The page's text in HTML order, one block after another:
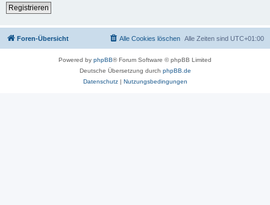
Registrieren
Foren-Übersicht Alle Zeiten sind UTC+01:00
Alle Cookies löschen
Powered by phpBB® Forum Software © phpBB Limited
Deutsche Übersetzung durch phpBB.de
Datenschutz| Nutzungsbedingungen